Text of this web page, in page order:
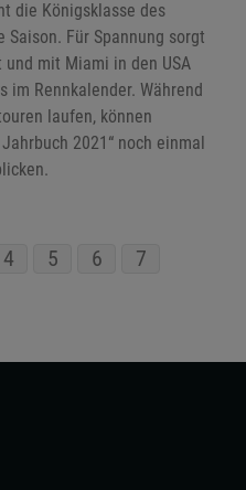
die Königsklasse des
Für Spannung sorgt
mit Miami in den USA
im Rennkalender. Während
laufen, können
2021“ noch einmal
4 5 6 7